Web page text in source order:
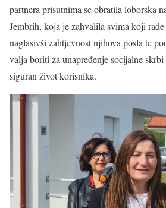
partnera prisutnima se obratila loborska
Jembrih, koja je zahvalila svima koji
naglasivši zahtjevnost njihova posla te
valja boriti za unapređenje socijalne
siguran život korisnika.